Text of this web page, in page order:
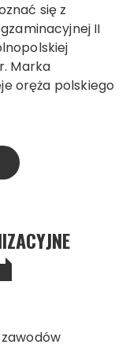
II
Marka
oręża polskiego